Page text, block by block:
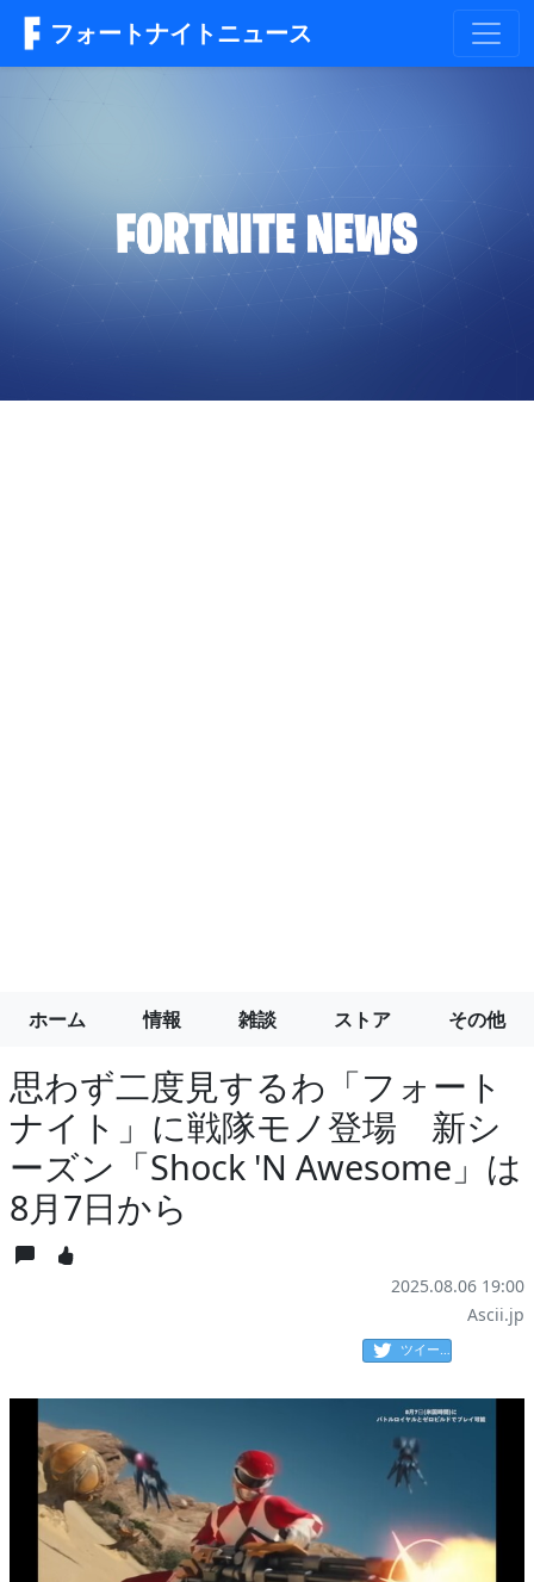
フォートナイトニュース
ホーム 情報 雑談 ストア その他
思わず二度見するわ「フォート
ナイト」に戦隊モノ登場 新シ
ーズン「Shock 'N Awesome」は
8月7日から
2025.08.06 19:00
Ascii.jp
ツイート